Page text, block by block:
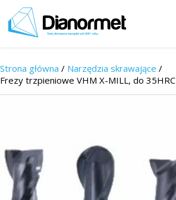
Strona główna / Narzędzia skrawające /
Frezy trzpieniowe VHM X-MILL, do 35HRC